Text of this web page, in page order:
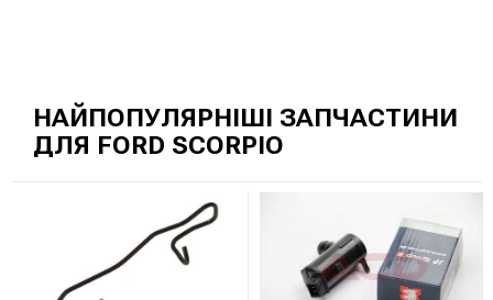
НАЙПОПУЛЯРНІШІ ЗАПЧАСТИНИ
ДЛЯ FORD SCORPIO